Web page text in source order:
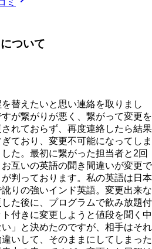
ミ
ついて
替えたいと思い連絡を取りまし
が繋がりが悪く、繋がって変更を
れておらず、再度連絡したら結果
ており、変更不可能になってしま
た。最初に繋がった担当者と2回
互いの英語の聞き間違いが変更で
判っております。私の英語は日本
りの強いインド英語。変更出来な
た後に、プログラムで飲み放題付
付きに変更しようと値段を聞く中
」と決めたのですが、相手はそれ
いして、そのままにしてしまった